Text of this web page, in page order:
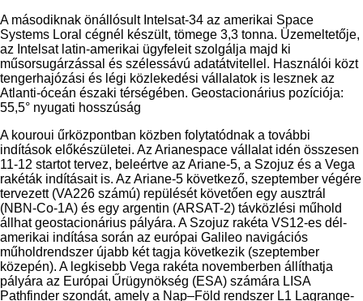
A másodiknak önállósult Intelsat-34 az amerikai Space
Systems Loral cégnél készült, tömege 3,3 tonna. Üzemeltetője,
az Intelsat latin-amerikai ügyfeleit szolgálja majd ki
műsorsugárzással és szélessávú adatátvitellel. Használói közt
tengerhajózási és légi közlekedési vállalatok is lesznek az
Atlanti-óceán északi térségében. Geostacionárius pozíciója:
55,5° nyugati hosszúság
A kouroui űrközpontban közben folytatódnak a további
indítások előkészületei. Az Arianespace vállalat idén összesen
11-12 startot tervez, beleértve az Ariane-5, a Szojuz és a Vega
rakéták indításait is. Az Ariane-5 következő, szeptember végére
tervezett (VA226 számú) repülését követően egy ausztrál
(NBN-Co-1A) és egy argentin (ARSAT-2) távközlési műhold
állhat geostacionárius pályára. A Szojuz rakéta VS12-es dél-
amerikai indítása során az európai Galileo navigációs
műholdrendszer újabb két tagja következik (szeptember
közepén). A legkisebb Vega rakéta novemberben állíthatja
pályára az Európai Űrügynökség (ESA) számára LISA
Pathfinder szondát, amely a Nap–Föld rendszer L1 Lagrange-